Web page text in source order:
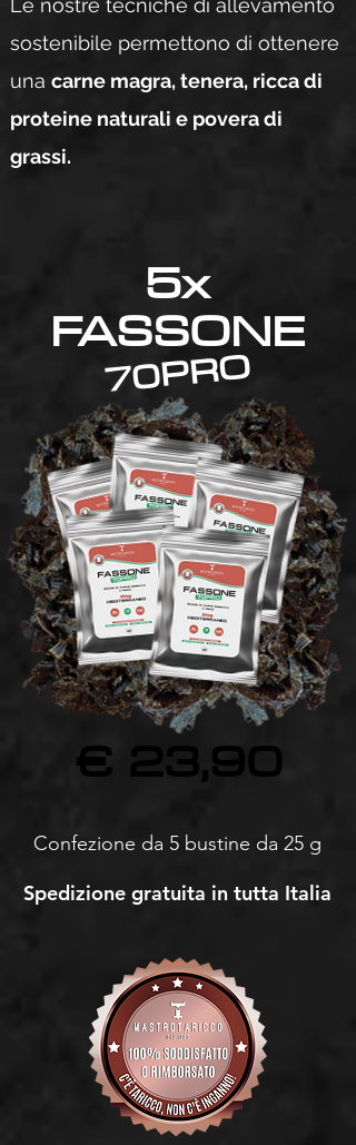
Le nostre tecniche di allevamento
sostenibile permettono di ottenere
una carne magra, tenera, ricca di
proteine naturali e povera di
grassi.
5x
70PRO
FASSONE
€ 23,90
Confezione da 5 bustine da 25 g
Spedizione gratuita in tutta Italia